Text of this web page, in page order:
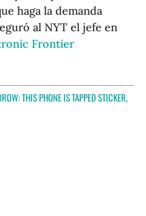
haga la demanda
al NYT el jefe en
Frontier
THIS PHONE IS TAPPED STICKER,